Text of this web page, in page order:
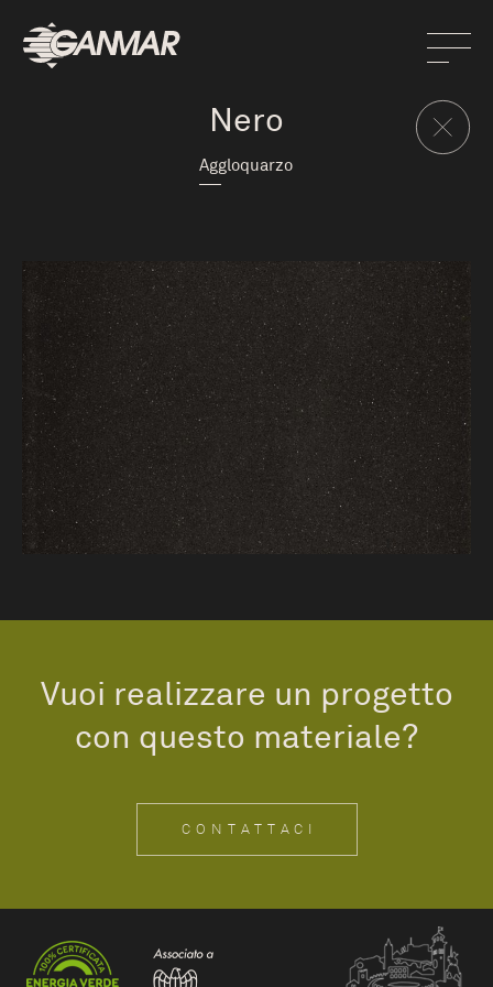
Nero
Aggloquarzo
Vuoi realizzare un progetto
con questo materiale?
CONTATTACI